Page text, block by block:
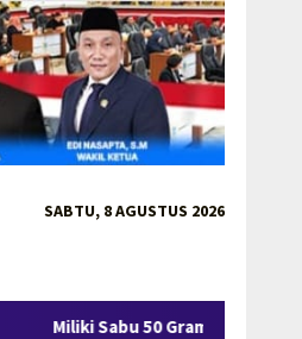
SABTU, 8 AGUSTUS 2026
Gram, IRT di Pangkalpinang